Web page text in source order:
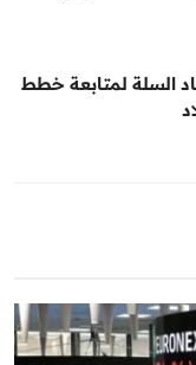
السلة لمتابعة خطط